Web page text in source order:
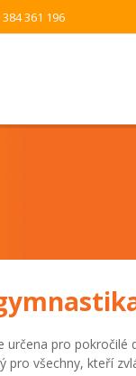
384 361 196
určena pro
pro všechny, kteří